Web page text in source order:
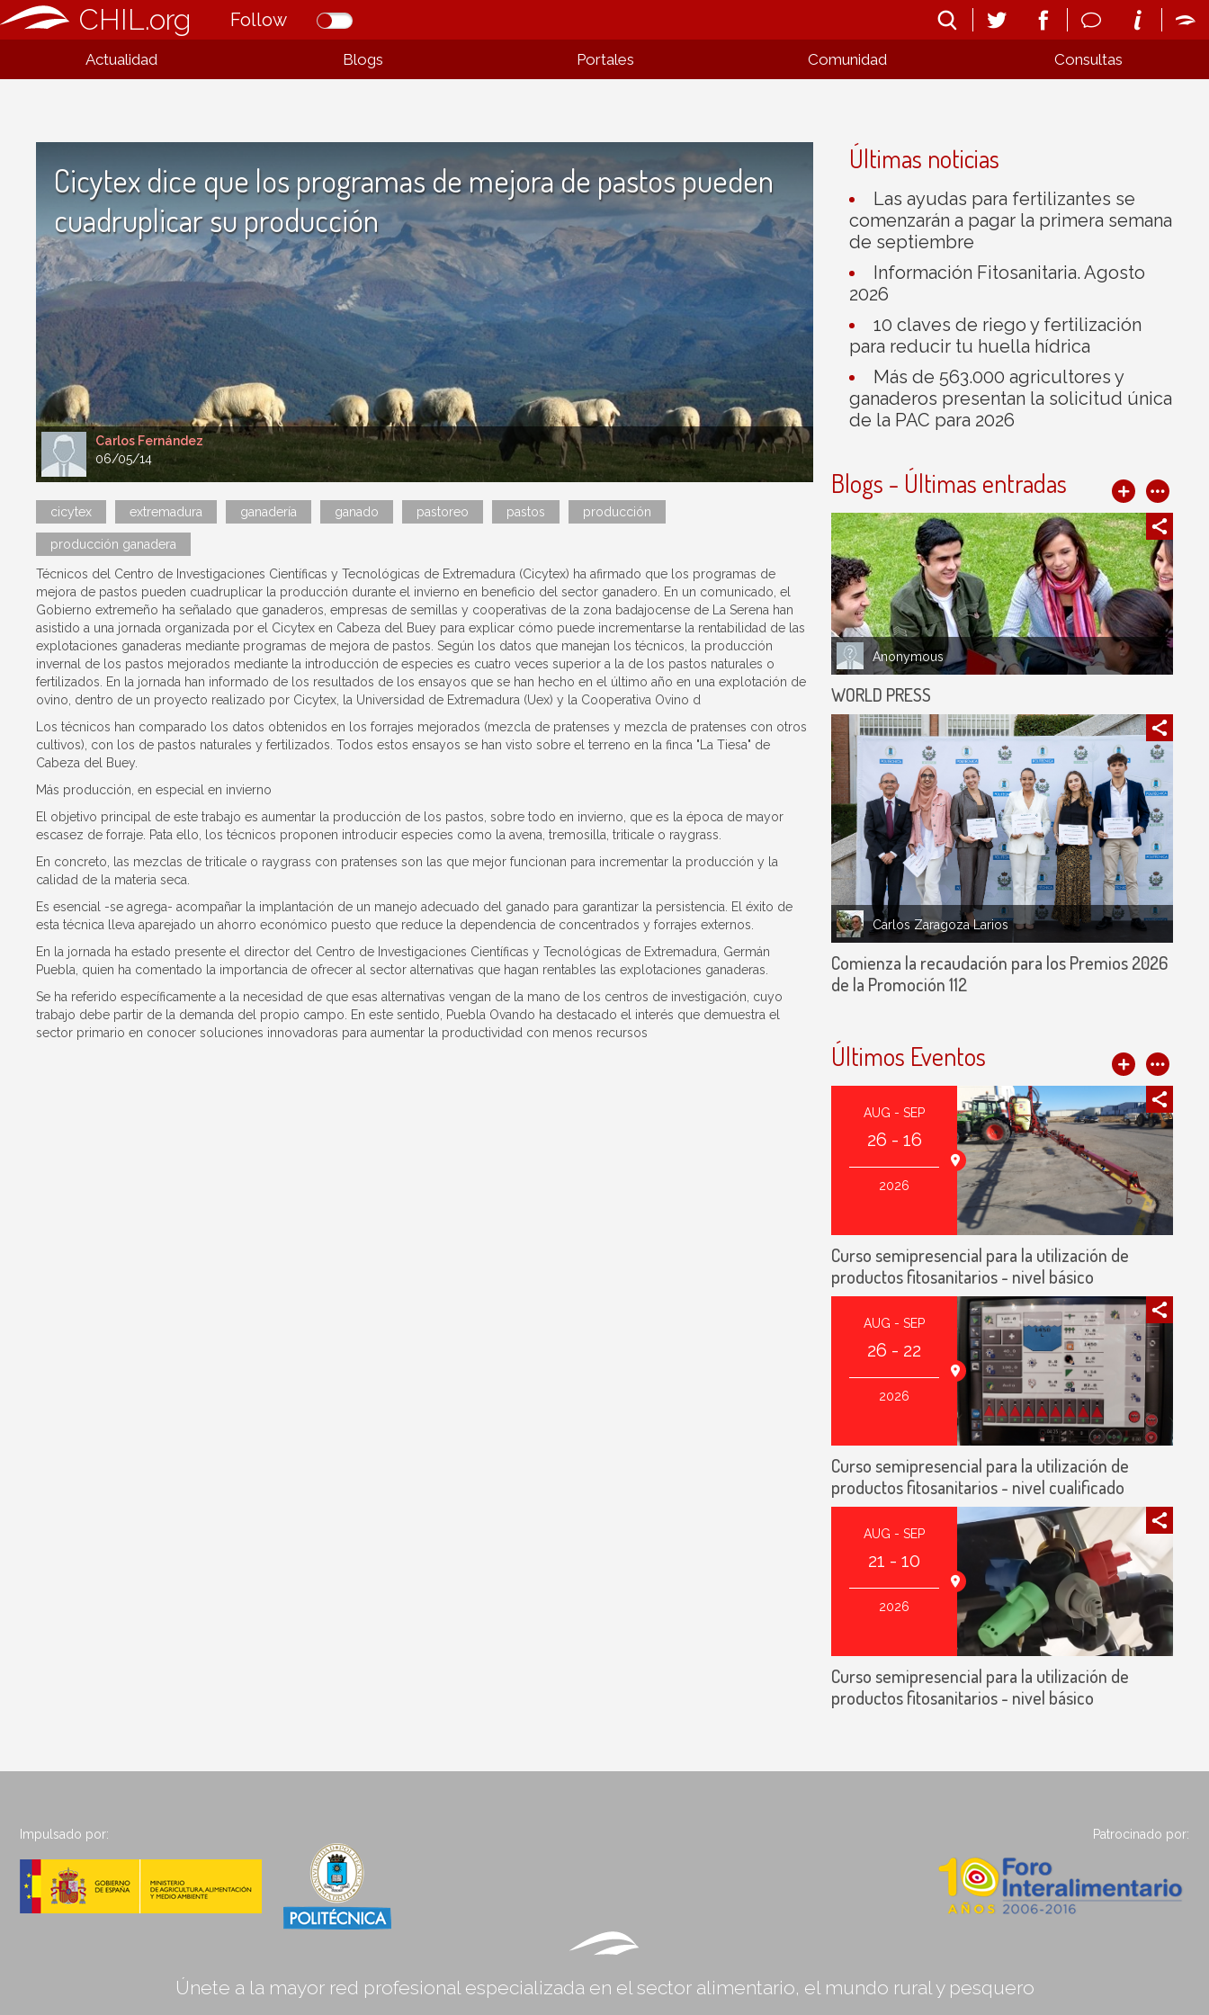
CHIL.org Follow
Actualidad Blogs Portales Comunidad Consultas
Carlos Fernández
06/05/14
Cicytex dice que los programas de mejora de pastos pueden
cuadruplicar su producción
cicytex extremadura ganadería ganado pastoreo pastos producción
producción ganadera
Técnicos del Centro de Investigaciones Científicas y Tecnológicas de Extremadura (Cicytex) ha afirmado que los programas de
mejora de pastos pueden cuadruplicar la producción durante el invierno en beneficio del sector ganadero. En un comunicado, el
Gobierno extremeño ha señalado que ganaderos, empresas de semillas y cooperativas de la zona badajocense de La Serena han
asistido a una jornada organizada por el Cicytex en Cabeza del Buey para explicar cómo puede incrementarse la rentabilidad de las
explotaciones ganaderas mediante programas de mejora de pastos. Según los datos que manejan los técnicos, la producción
invernal de los pastos mejorados mediante la introducción de especies es cuatro veces superior a la de los pastos naturales o
fertilizados. En la jornada han informado de los resultados de los ensayos que se han hecho en el último año en una explotación de
ovino, dentro de un proyecto realizado por Cicytex, la Universidad de Extremadura (Uex) y la Cooperativa Ovino d
Los técnicos han comparado los datos obtenidos en los forrajes mejorados (mezcla de pratenses y mezcla de pratenses con otros
cultivos), con los de pastos naturales y fertilizados. Todos estos ensayos se han visto sobre el terreno en la finca "La Tiesa" de
Cabeza del Buey.
Más producción, en especial en invierno
El objetivo principal de este trabajo es aumentar la producción de los pastos, sobre todo en invierno, que es la época de mayor
escasez de forraje. Pata ello, los técnicos proponen introducir especies como la avena, tremosilla, triticale o raygrass.
En concreto, las mezclas de triticale o raygrass con pratenses son las que mejor funcionan para incrementar la producción y la
calidad de la materia seca.
Es esencial -se agrega- acompañar la implantación de un manejo adecuado del ganado para garantizar la persistencia. El éxito de
esta técnica lleva aparejado un ahorro económico puesto que reduce la dependencia de concentrados y forrajes externos.
En la jornada ha estado presente el director del Centro de Investigaciones Científicas y Tecnológicas de Extremadura, Germán
Puebla, quien ha comentado la importancia de ofrecer al sector alternativas que hagan rentables las explotaciones ganaderas.
Se ha referido específicamente a la necesidad de que esas alternativas vengan de la mano de los centros de investigación, cuyo
trabajo debe partir de la demanda del propio campo. En este sentido, Puebla Ovando ha destacado el interés que demuestra el
sector primario en conocer soluciones innovadoras para aumentar la productividad con menos recursos
Últimas noticias
Las ayudas para fertilizantes se
comenzarán a pagar la primera semana
de septiembre
Información Fitosanitaria. Agosto
2026
10 claves de riego y fertilización
para reducir tu huella hídrica
Más de 563.000 agricultores y
ganaderos presentan la solicitud única
de la PAC para 2026
Blogs - Últimas entradas
Anonymous
WORLD PRESS
Carlos Zaragoza Larios
Comienza la recaudación para los Premios 2026
de la Promoción 112
Últimos Eventos
AUG - SEP
26 - 16
2026
Curso semipresencial para la utilización de
productos fitosanitarios - nivel básico
AUG - SEP
26 - 22
2026
Curso semipresencial para la utilización de
productos fitosanitarios - nivel cualificado
AUG - SEP
21 - 10
2026
Curso semipresencial para la utilización de
productos fitosanitarios - nivel básico
Impulsado por: Patrocinado por:
Únete a la mayor red profesional especializada en el sector alimentario, el mundo rural y pesquero